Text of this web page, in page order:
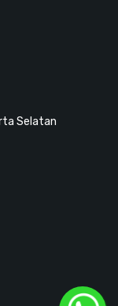
Selatan